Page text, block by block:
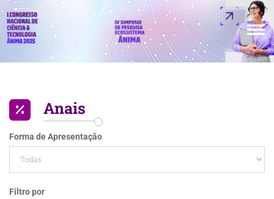
Anais
Forma de Apresentação
Filtro por